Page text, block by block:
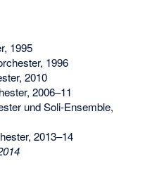
1995
1996
2010
2006–11
und Soli-Ensemble,
2013–14